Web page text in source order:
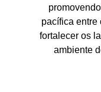
pacífica entre
fortalecer os
ambiente